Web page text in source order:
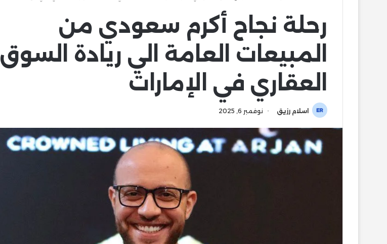
رحلة نجاح أكرم سعودي من
المبيعات العامة الي ريادة السوق
العقاري في الإمارات
اسلام رزيق نوفمبر 6, 2025